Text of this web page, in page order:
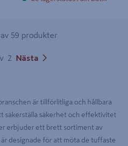
av 59 produkter
2 Nästa
är tillförlitliga och hållbara
säkerställa säkerhet och effektivitet
erbjuder ett brett sortiment av
designade för att möta de tuffaste